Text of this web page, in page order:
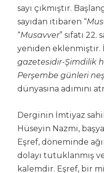
sayı çıkmıştır.
sayıdan itibaren “
“Musavver” sıfatı 22.
yeniden eklenmiştir.
gazetesidir-Şimdilik
Perşembe günleri
dünyasına adımını
Derginin İmtiyaz
Hüseyin Nazmi,
Eşref, döneminde
dolayı tutuklanmış
kalemdir. Eşref, bir